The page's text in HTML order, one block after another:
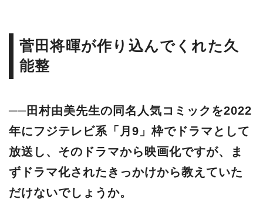
菅田将暉が作り込んでくれた久
能整
──田村由美先生の同名人気コミックを2022
年にフジテレビ系「月9」枠でドラマとして
放送し、そのドラマから映画化ですが、ま
ずドラマ化されたきっかけから教えていた
だけないでしょうか。